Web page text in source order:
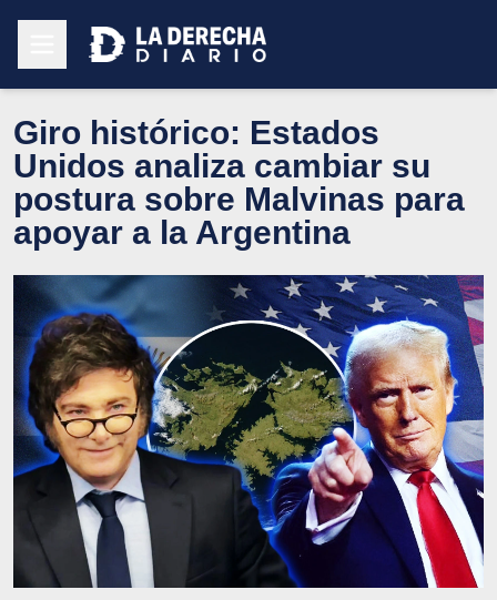
Giro histórico: Estados
Unidos analiza cambiar su
postura sobre Malvinas para
apoyar a la Argentina